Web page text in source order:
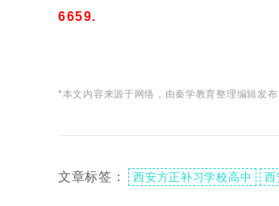
6659.
*本文内容来源于网络，由秦学教育整理编辑发
文章标签： 西安方正补习学校高中 西